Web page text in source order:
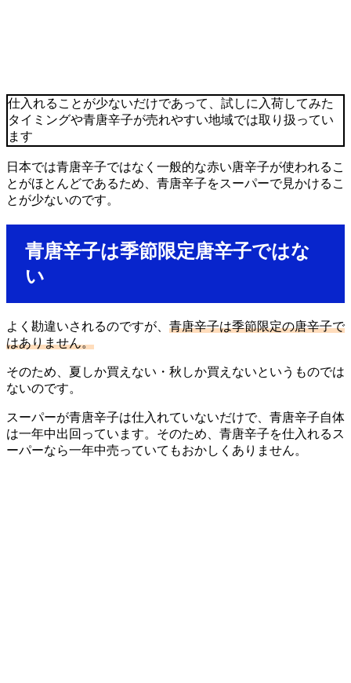
仕入れることが少ないだけであって、試しに入荷してみた
タイミングや青唐辛子が売れやすい地域では取り扱ってい
ます
日本では青唐辛子ではなく一般的な赤い唐辛子が使われるこ
とがほとんどであるため、青唐辛子をスーパーで見かけるこ
とが少ないのです。
青唐辛子は季節限定唐辛子ではな
い
よく勘違いされるのですが、 青唐辛子は季節限定の唐辛子で
はありません。
そのため、夏しか買えない・秋しか買えないというものでは
ないのです。
スーパーが青唐辛子は仕入れていないだけで、青唐辛子自体
は一年中出回っています。そのため、青唐辛子を仕入れるス
ーパーなら一年中売っていてもおかしくありません。